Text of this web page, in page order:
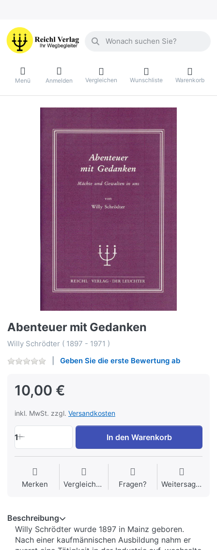
Geben Sie einen Suchbegriff ein.
Menü Anmelden Vergleichen Wunschliste Warenkorb
Abenteuer mit Gedanken
Willy Schrödter ( 1897 - 1971 )
Geben Sie die erste Bewertung ab
10,00 €
inkl. MwSt. zzgl. Versandkosten
1 In den Warenkorb
Merken Vergleichen Fragen? Weitersagen
Beschreibung
Willy Schrödter wurde 1897 in Mainz geboren.
Nach einer kaufmännischen Ausbildung nahm er